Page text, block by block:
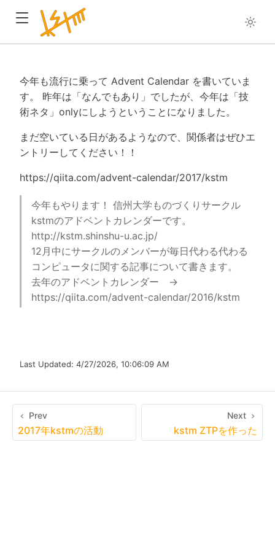
今年も流行に乗って Advent Calendar を書いていま
す。 昨年は「なんでもあり」でしたが、今年は「技
術ネタ」onlyにしようということになりました。
まだ空いている日があるようなので、関係者はぜひエ
ントリーしてください！！
https://qiita.com/advent-calendar/2017/kstm
今年もやります！ 信州大学ものづくりサークル
kstmのアドベントカレンダーです。
http://kstm.shinshu-u.ac.jp/
12月中にサークルのメンバーが毎日代わる代わる
コンピュータに関する記事について書きます。
去年のアドベントカレンダー →
https://qiita.com/advent-calendar/2016/kstm
Last Updated: 4/27/2026, 10:06:09 AM
Prev
2017年kstmの活動
Next
kstm ZTPを作った